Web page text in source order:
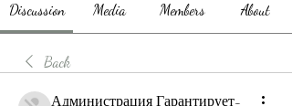
Discussion Media Members About
Back
Администрация Гарантирует-